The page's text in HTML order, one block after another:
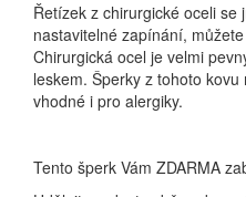
Řetízek z chirurgické oceli
nastavitelné zapínání,
Chirurgická ocel je velmi
leskem. Šperky z tohoto
vhodné i pro alergiky.
Tento šperk Vám ZDARMA